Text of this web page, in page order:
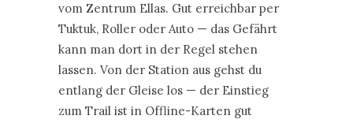
vom Zentrum Ellas. Gut erreichbar per
Tuktuk, Roller oder Auto — das Gefährt
kann man dort in der Regel stehen
lassen. Von der Station aus gehst du
entlang der Gleise los — der Einstieg
zum Trail ist in Offline-Karten gut